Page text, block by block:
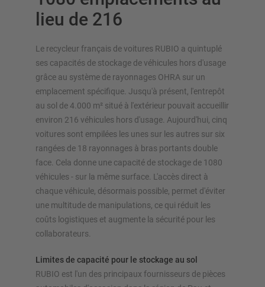
lieu de 216
Le recycleur français de voitures RUBIO a quintuplé
ses capacités de stockage de véhicules hors d'usage
grâce au système de rayonnages OHRA sur un
emplacement spécifique. Jusqu'à présent, l'entrepôt
au sol de 4.000 m² situé à l'extérieur pouvait accueillir
environ 216 véhicules hors d'usage. Aujourd'hui, cinq
voitures sont empilées les unes sur les autres sur six
rangées de 18 rayonnages à bras portants double
face. Cela donne une capacité de stockage de 1080
véhicules - sur la même surface. L'accès direct à
chaque véhicule, désormais possible, permet d'éviter
une multitude de manipulations, ce qui réduit les
coûts logistiques et augmente la sécurité pour les
collaborateurs.
Limites de capacité pour le stockage au sol
RUBIO est l'un des principaux fournisseurs de pièces
APERÇU DES SYSTÈMES DE
STOCKAGE
Rayonnages à palettes
Stockage automatique
Hall de rayonnages
Mezzanines
Rayonnage vertical
nos configurateurs – y compris la demande directe